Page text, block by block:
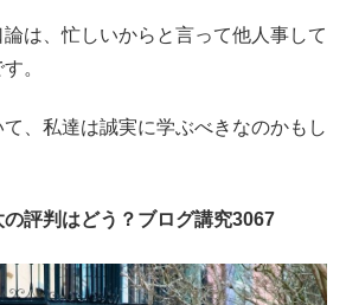
は、忙しいからと言って他人事して
。
、私達は誠実に学ぶべきなのかもし
評判はどう？ブログ講究3067